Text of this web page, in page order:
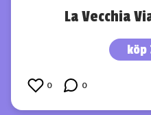
La Vecchia
köp
0 0